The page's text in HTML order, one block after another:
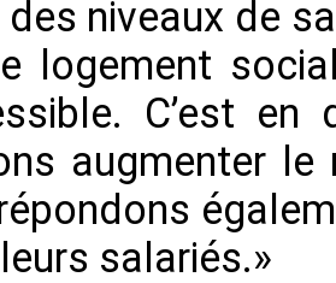
niveaux de
logement
C’est
augmenter
salariés.»